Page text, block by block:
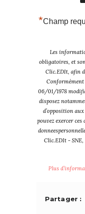
*Champ
Les
obligatoires, et
Clic.EDIt, afin
06/01/1978
disposez
d’opposition
pouvez exercer
Clic.EDIt - SNE,
Plus
Partager :